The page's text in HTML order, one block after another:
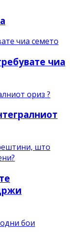
чиа